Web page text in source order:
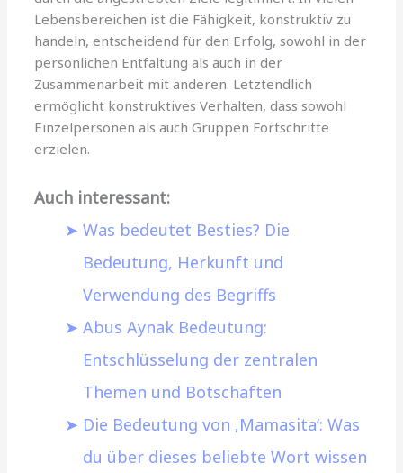
Lebensbereichen ist die Fähigkeit, konstruktiv zu
handeln, entscheidend für den Erfolg, sowohl in der
persönlichen Entfaltung als auch in der
Zusammenarbeit mit anderen. Letztendlich
ermöglicht konstruktives Verhalten, dass sowohl
Einzelpersonen als auch Gruppen Fortschritte
erzielen.
Auch interessant:
Was bedeutet Besties? Die
Bedeutung, Herkunft und
Verwendung des Begriffs
Abus Aynak Bedeutung:
Entschlüsselung der zentralen
Themen und Botschaften
Die Bedeutung von ‚Mamasita‘: Was
du über dieses beliebte Wort wissen